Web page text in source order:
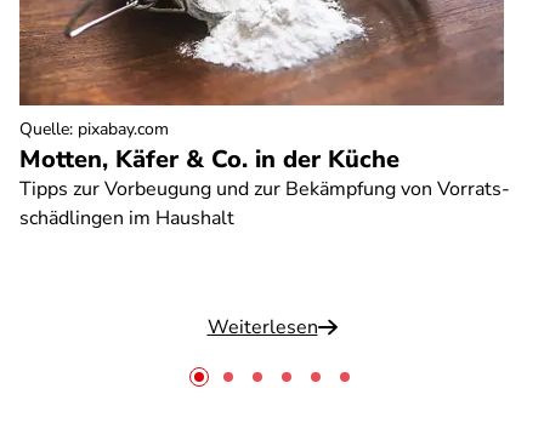
Motten, Käfer & Co. in der Küche
Tipps zur Vorbeugung und zur Bekämpfung von Vorrats-
schädlingen im Haushalt
Weiterlesen
Quelle: pixabay.com